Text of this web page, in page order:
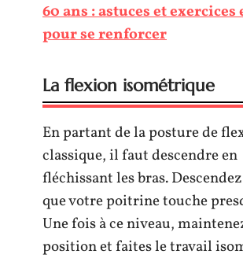
60 ans : astuces et exercices
pour se renforcer
La flexion isométrique
En partant de la posture de
classique, il faut descendre en
fléchissant les bras. Descendez
que votre poitrine touche
Une fois à ce niveau,
position et faites le travail